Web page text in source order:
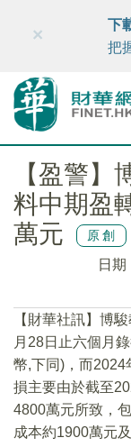
財華智庫網
×
下
把
【盈警】
料中期盈
萬元
原創
日期
【財華社訊】博
月28日止六個月
幣,下同)，而2024
損主要由於截至
4800萬元所致，
成本約1900萬元